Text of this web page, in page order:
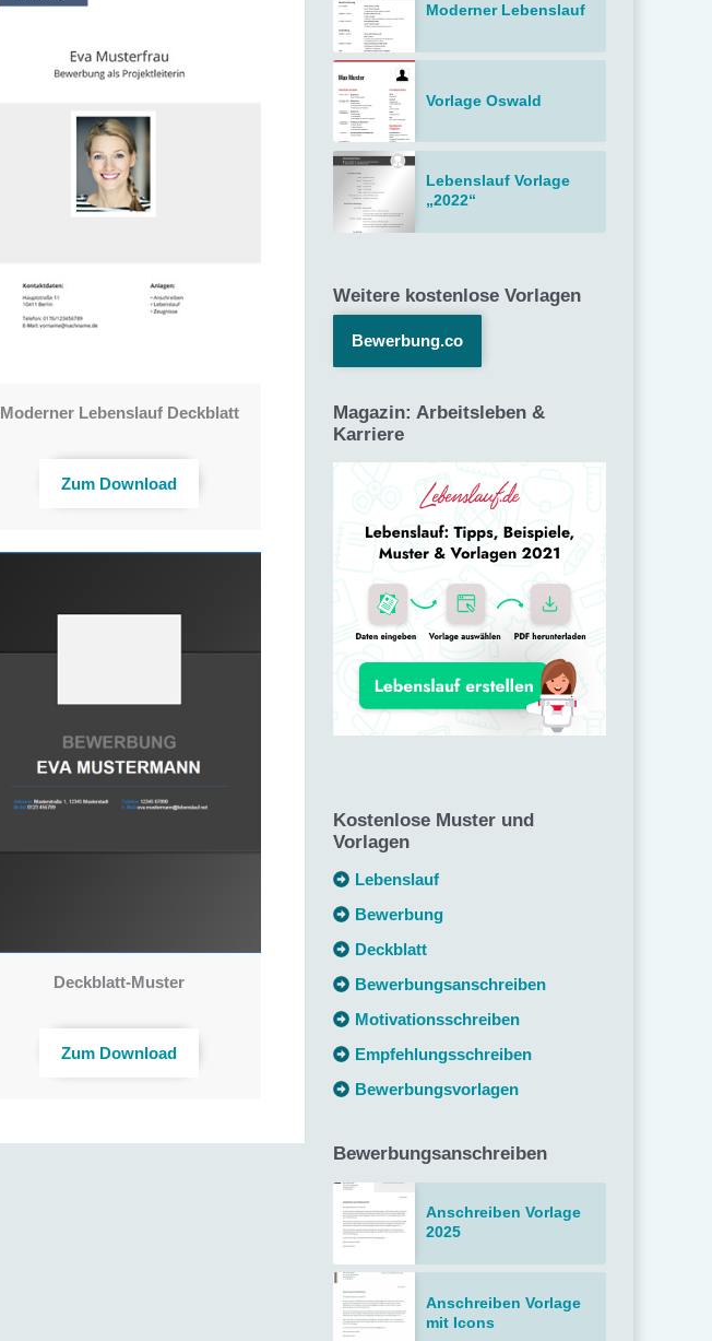
Moderner Lebenslauf Deckblatt
Zum Download
Deckblatt-Muster
Zum Download
Moderner Lebenslauf
Vorlage Oswald
Lebenslauf Vorlage
„2022“
Weitere kostenlose Vorlagen
Bewerbung.co
Magazin: Arbeitsleben &
Karriere
Kostenlose Muster und
Vorlagen
Lebenslauf
Bewerbung
Deckblatt
Bewerbungsanschreiben
Motivationsschreiben
Empfehlungsschreiben
Bewerbungsvorlagen
Bewerbungsanschreiben
Anschreiben Vorlage
2025
Anschreiben Vorlage
mit Icons